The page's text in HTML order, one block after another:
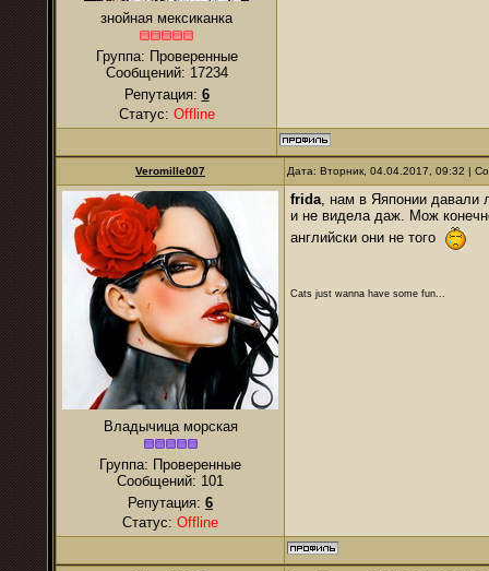
знойная мексиканка
Группа: Проверенные
Сообщений: 17234
Репутация: 6
Статус: Offline
Veromille007 Дата: Вторник, 04.04.2017, 09:32 |
Владычица морская
Группа: Проверенные
Сообщений: 101
Репутация: 6
Статус: Offline
frida, нам в Яяпонии давали
и не видела даж. Мож
английски они не того
Cats just wanna have some fun...